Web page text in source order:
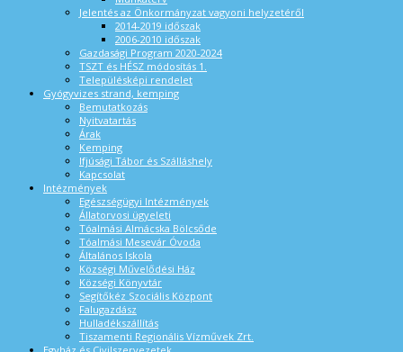
Jelentés az Önkormányzat vagyoni helyzetéről
2014-2019 időszak
2006-2010 időszak
Gazdasági Program 2020-2024
TSZT és HÉSZ módosítás 1.
Településképi rendelet
Gyógyvizes strand, kemping
Bemutatkozás
Nyitvatartás
Árak
Kemping
Ifjúsági Tábor és Szálláshely
Kapcsolat
Intézmények
Egészségügyi Intézmények
Állatorvosi ügyeleti
Tóalmási Almácska Bölcsőde
Tóalmási Mesevár Óvoda
Általános Iskola
Községi Művelődési Ház
Községi Könyvtár
Segítőkéz Szociális Központ
Falugazdász
Hulladékszállítás
Tiszamenti Regionális Vízművek Zrt.